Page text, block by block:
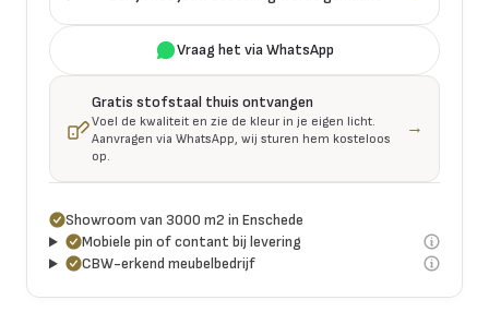
Vraag het via WhatsApp
Gratis stofstaal thuis ontvangen
Voel de kwaliteit en zie de kleur in je eigen licht.
Aanvragen via WhatsApp, wij sturen hem kosteloos
op.
→
Showroom van 3000 m2 in Enschede
Mobiele pin of contant bij levering
CBW-erkend meubelbedrijf